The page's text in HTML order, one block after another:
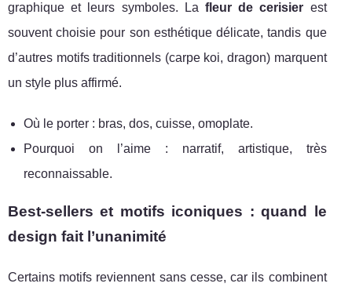
graphique et leurs symboles. La fleur de cerisier est
souvent choisie pour son esthétique délicate, tandis que
d’autres motifs traditionnels (carpe koi, dragon) marquent
un style plus affirmé.
Où le porter : bras, dos, cuisse, omoplate.
Pourquoi on l’aime : narratif, artistique, très
reconnaissable.
Best-sellers et motifs iconiques : quand le
design fait l’unanimité
Certains motifs reviennent sans cesse, car ils combinent